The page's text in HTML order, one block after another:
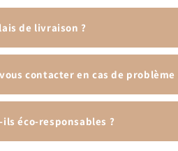
de livraison ?
contacter en cas de problème
éco-responsables ?